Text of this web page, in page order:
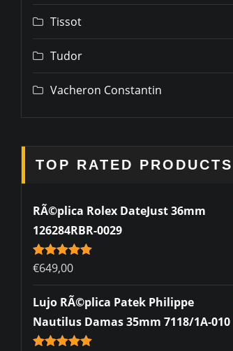
Tissot
Tudor
Vacheron Constantin
TOP RATED PRODUCTS
RÃ©plica Rolex DateJust 36mm
126284RBR-0029
Rated5.00
out of 5
€649,00
Lujo RÃ©plica Patek Philippe
Nautilus Damas 35mm 7118/1A-010